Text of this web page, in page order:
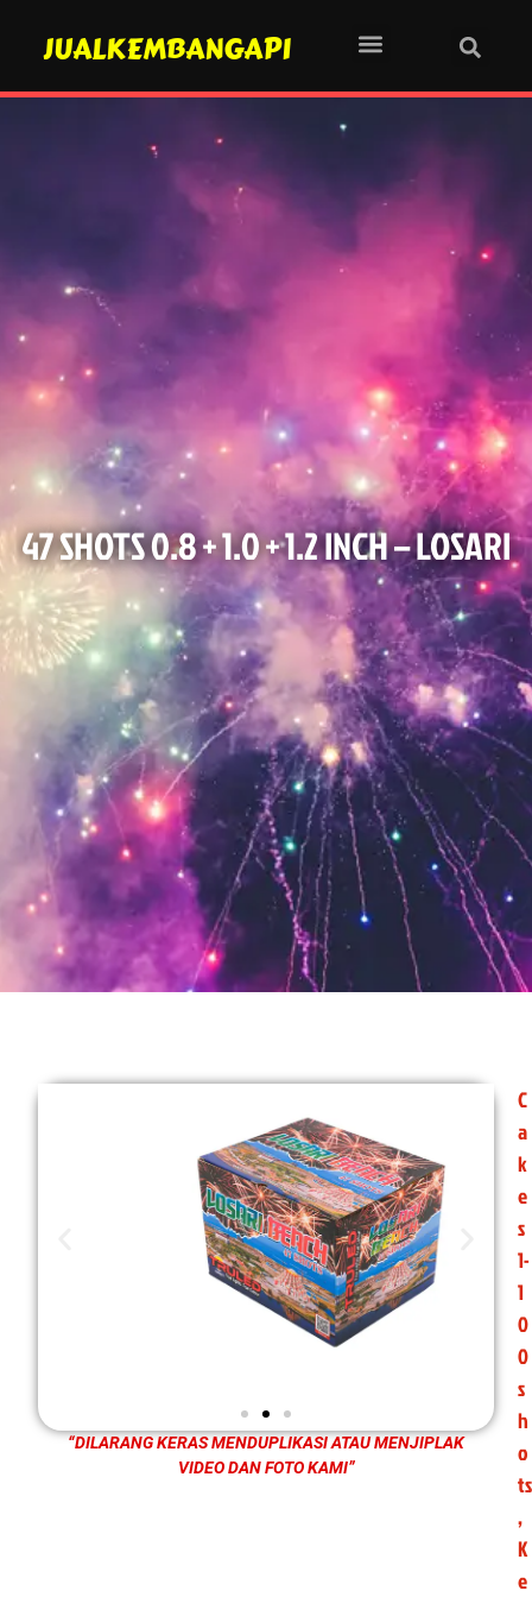
JUALKEMBANGAPI
47 SHOTS 0.8 + 1.0 + 1.2 INCH – LOSARI
“DILARANG KERAS MENDUPLIKASI ATAU MENJIPLAK
VIDEO DAN FOTO KAMI”
C
a
k
e
s
1-
1
0
0
s
h
o
ts
,
K
e